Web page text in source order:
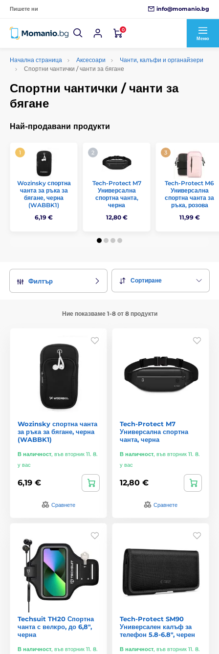
Пишете ни info@momanio.bg
0
Меню
Начална страница Аксесоари
Чанти, калъфи и органайзери
Спортни чантички / чанти за бягане
Спортни чантички / чанти за
бягане
Най-продавани продукти
Wozinsky спортна
чанта за ръка за
бягане, черна
(WABBK1)
6,19 €
Tech-Protect M7
Универсална
спортна чанта,
черна
12,80 €
Tech-Protect M6
Универсална
спортна чанта за
ръка, розова
11,99 €
Филтър Сортиране
Ние показваме 1-8 от 8 продукти
Wozinsky спортна чанта
за ръка за бягане, черна
(WABBK1)
В наличност, във вторник 11. 8.
у вас
6,19 €
Сравнете
Tech-Protect M7
Универсална спортна
чанта, черна
В наличност, във вторник 11. 8.
у вас
12,80 €
Сравнете
Techsuit TH20 Спортна
чанта с велкро, до 6,8",
черна
В наличност, във вторник 11. 8.
Tech-Protect SM90
Универсален калъф за
телефон 5.8-6.8", черен
В наличност, във вторник 11. 8.